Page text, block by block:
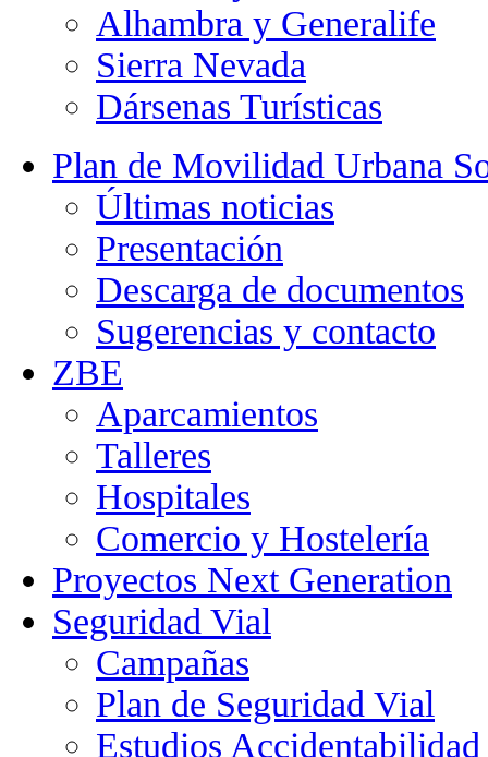
Alhambra y Generalife
Sierra Nevada
Dársenas Turísticas
Plan de Movilidad Urbana
Últimas noticias
Presentación
Descarga de documentos
Sugerencias y contacto
ZBE
Aparcamientos
Talleres
Hospitales
Comercio y Hostelería
Proyectos Next Generation
Seguridad Vial
Campañas
Plan de Seguridad Vial
Estudios Accidentabilidad